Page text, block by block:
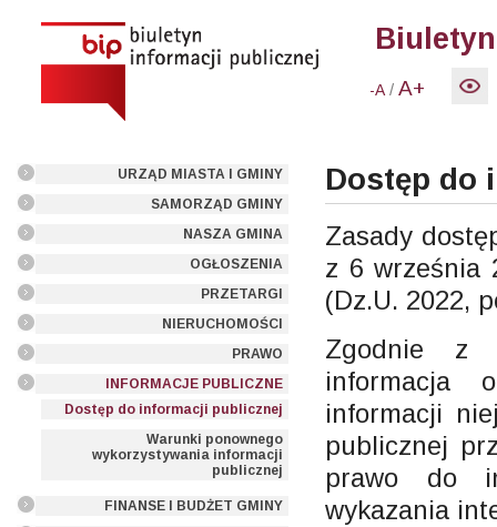
-A /A+
URZĄD MIASTA I GMINY
SAMORZĄD GMINY
NASZA GMINA
OGŁOSZENIA
PRZETARGI
NIERUCHOMOŚCI
PRAWO
INFORMACJE PUBLICZNE
Dostęp do informacji publicznej
Warunki ponownego
wykorzystywania informacji
publicznej
FINANSE I BUDŻET GMINY
Dostęp do
Zasady
z 6 września
(Dz.U. 2022,
Zgodnie z
informacja
informacji
publicznej
prawo do
wykazania